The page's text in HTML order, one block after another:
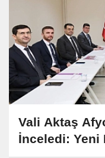
Vali Aktaş
İnceledi: Yeni